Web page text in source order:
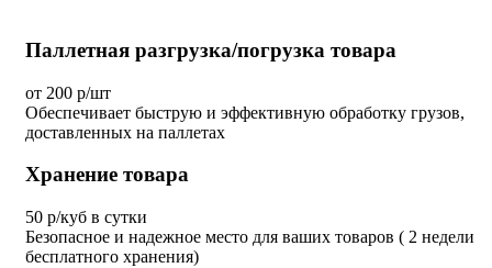
Паллетная разгрузка/погрузка товара
от 200 р/шт
Обеспечивает быструю и эффективную обработку грузов,
доставленных на паллетах
Хранение товара
50 р/куб в сутки
Безопасное и надежное место для ваших товаров ( 2 недели
бесплатного хранения)